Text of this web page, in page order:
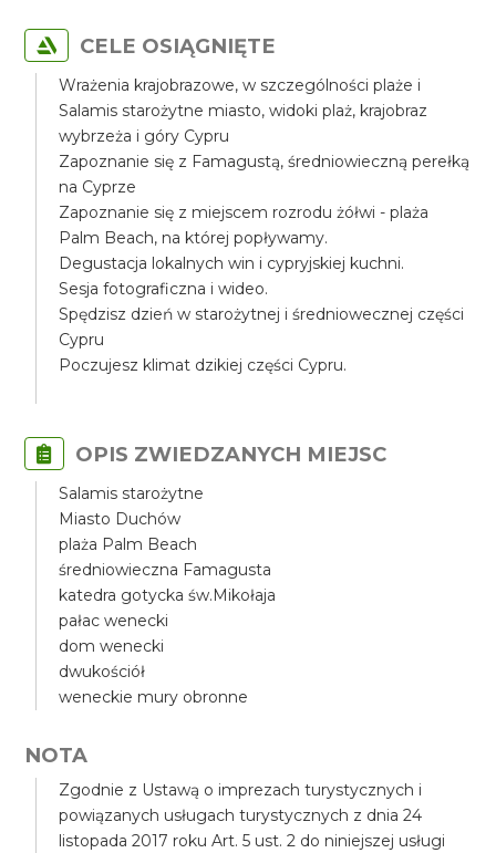
CELE OSIĄGNIĘTE
Wrażenia krajobrazowe, w szczególności plaże i
Salamis starożytne miasto, widoki plaż, krajobraz
wybrzeża i góry Cypru
Zapoznanie się z Famagustą, średniowieczną perełką
na Cyprze
Zapoznanie się z miejscem rozrodu żółwi - plaża
Palm Beach, na której popływamy.
Degustacja lokalnych win i cypryjskiej kuchni.
Sesja fotograficzna i wideo.
Spędzisz dzień w starożytnej i średniowecznej części
Cypru
Poczujesz klimat dzikiej części Cypru.
OPIS ZWIEDZANYCH MIEJSC
Salamis starożytne
Miasto Duchów
plaża Palm Beach
średniowieczna Famagusta
katedra gotycka św.Mikołaja
pałac wenecki
dom wenecki
dwukościół
weneckie mury obronne
NOTA
Zgodnie z Ustawą o imprezach turystycznych i
powiązanych usługach turystycznych z dnia 24
listopada 2017 roku Art. 5 ust. 2 do niniejszej usługi